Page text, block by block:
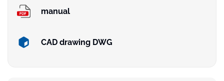
manual
CAD drawing DWG